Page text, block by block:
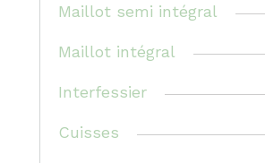
Maillot semi intégral
Maillot intégral
Interfessier
Cuisses